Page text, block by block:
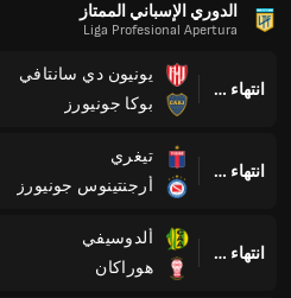
الدوري الإسباني الممتاز
Liga Profesional Apertura
انتهاء وقت المباراة
يونيون دي سانتافي
بوكا جونيورز
انتهاء وقت المباراة
تيغري
أرجنتينوس جونيورز
انتهاء وقت المباراة
ألدوسيفي
هوراكان